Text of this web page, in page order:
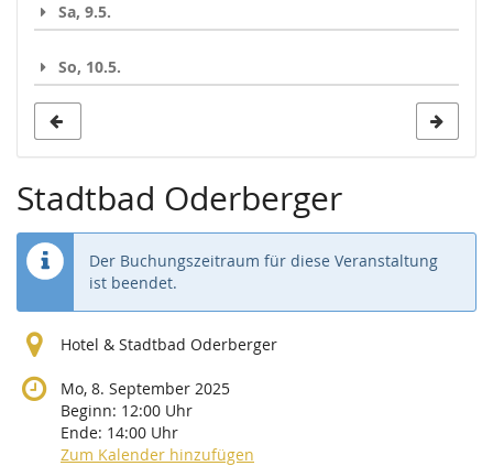
Sa, 9.5.
So, 10.5.
Stadtbad Oderberger
Der Buchungszeitraum für diese Veranstaltung
ist beendet.
Hotel & Stadtbad Oderberger
Mo, 8. September 2025
Beginn: 12:00 Uhr
Ende: 14:00 Uhr
Zum Kalender hinzufügen